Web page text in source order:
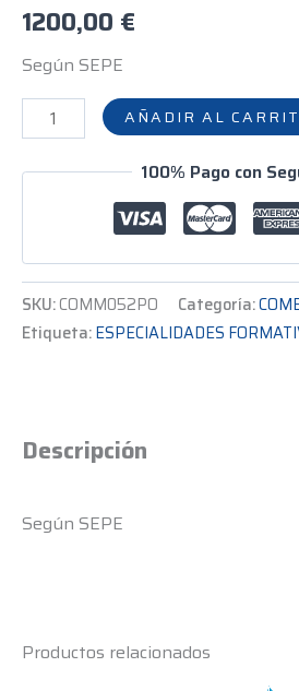
1200,00 €
Según SEPE
AÑADIR AL
100% Pago con
SKU:COMM052PO Categoría:
Etiqueta:ESPECIALIDADES
Descripción
Según SEPE
Productos relacionados